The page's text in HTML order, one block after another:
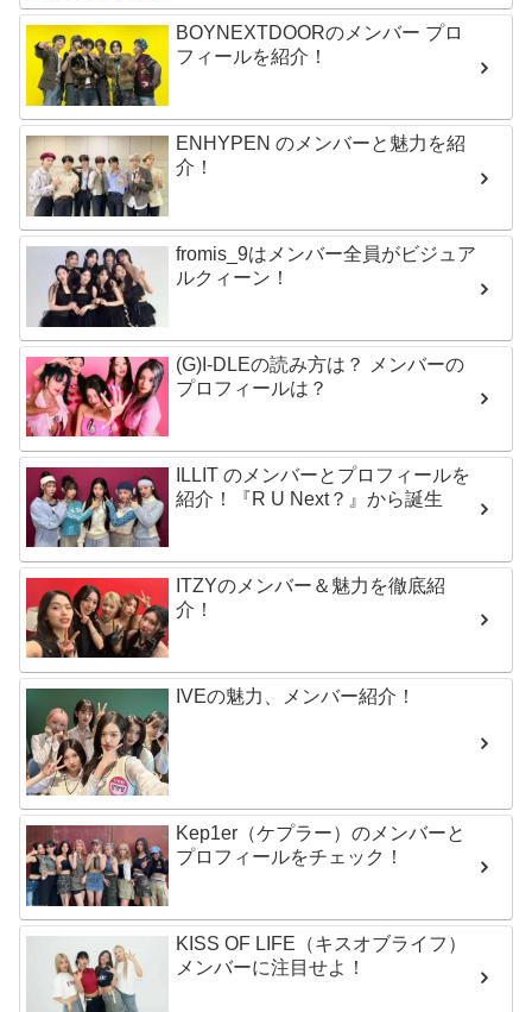
BOYNEXTDOORのメンバー プロ
フィールを紹介！
ENHYPEN のメンバーと魅力を紹
介！
fromis_9はメンバー全員がビジュア
ルクィーン！
(G)I-DLEの読み方は？ メンバーの
プロフィールは？
ILLIT のメンバーとプロフィールを
紹介！『R U Next？』から誕生
ITZYのメンバー＆魅力を徹底紹
介！
IVEの魅力、メンバー紹介！
Kep1er（ケプラー）のメンバーと
プロフィールをチェック！
KISS OF LIFE（キスオブライフ）
メンバーに注目せよ！